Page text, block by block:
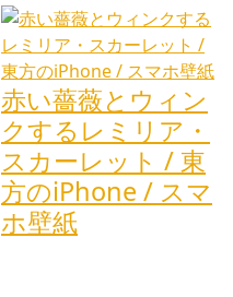
赤い薔薇とウィン
クするレミリア・
スカーレット / 東
方のiPhone / スマ
ホ壁紙